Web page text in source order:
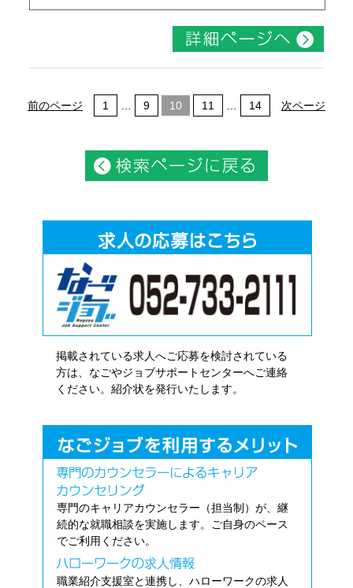
前のページ 1 9 10 11 14 次ページ
掲載されている求人へご応募を検討されている
方は、なごやジョブサポートセンターへご連絡
ください。紹介状を発行いたします。
専門のキャリアカウンセラー（担当制）が、継
続的な就職相談を実施します。ご自身のペース
でご利用ください。
職業紹介支援室と連携し、ハローワークの求人